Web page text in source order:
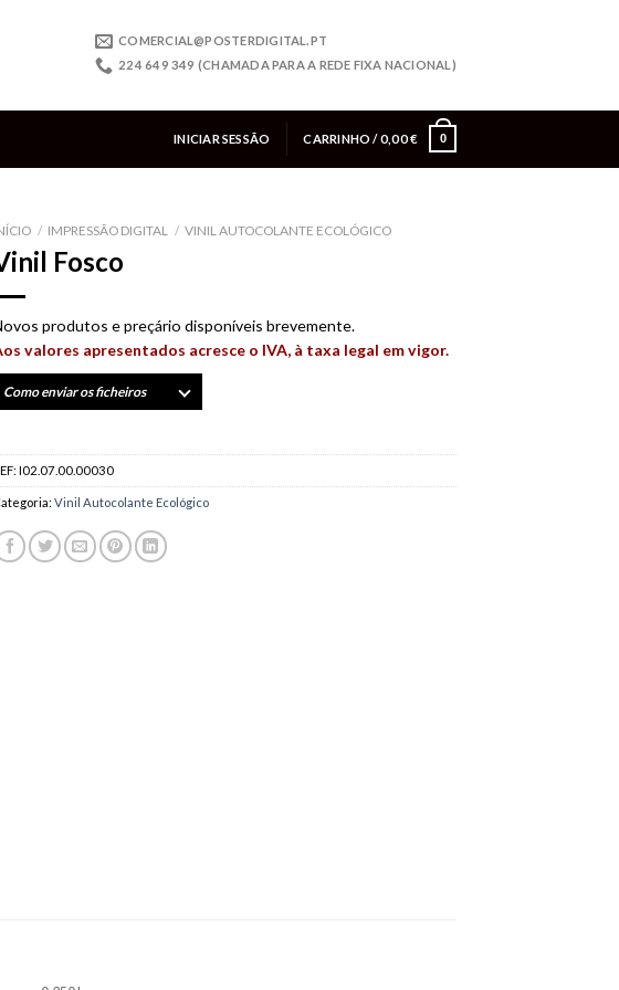
COMERCIAL@POSTERDIGITAL.PT
224 649 349 (CHAMADA PARA A REDE FIXA NACIONAL)
INICIAR SESSÃO CARRINHO /0,00€ 0
/ IMPRESSÃO DIGITAL / VINIL AUTOCOLANTE ECOLÓGICO
Fosco
produtos e preçário disponíveis brevemente.
valores apresentados acresce o IVA, à taxa legal em vigor.
Como enviar os ficheiros
I02.07.00.00030
Vinil Autocolante Ecológico